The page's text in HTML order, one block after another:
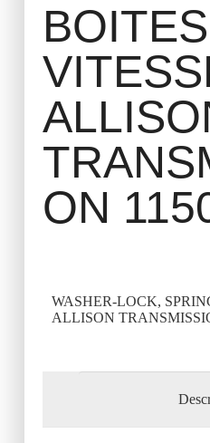
ON
WASHER-LOCK,
ALLISON